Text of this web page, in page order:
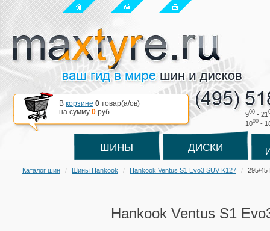
900 - 21
1000 -
В корзине 0 товар(a/ов)
на сумму 0 руб.
ШИНЫ ДИСКИ
Каталог шин Шины Hankook Hankook Ventus S1 Evo3 SUV K127 295/45
Hankook Ventus S1